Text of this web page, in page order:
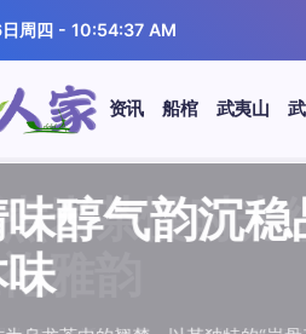
周四- 10:54:38 AM
资讯 船棺 武夷山
岩茶慢时光
雅韵
味醇气韵沉
味
顺滑底蕴绵
质感
留香久久不
魅力
浓淡各不同
鉴
色赏叶底全
袍
岩茶慢时光
雅韵
味醇气韵沉
味
滑底蕴绵长
感
香久久不散
力
淡各不同三
赏叶底全面
茶慢时光细
韵
醇气韵沉稳
滑底蕴绵长
感
香久久不散
力
淡各不同三
赏叶底全面